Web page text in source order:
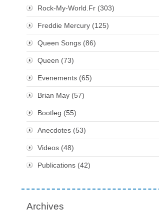
Rock-My-World.fr (303)
Freddie Mercury (125)
Queen Songs (86)
Queen (73)
Evenements (65)
Brian May (57)
Bootleg (55)
Anecdotes (53)
Videos (48)
Publications (42)
Archives